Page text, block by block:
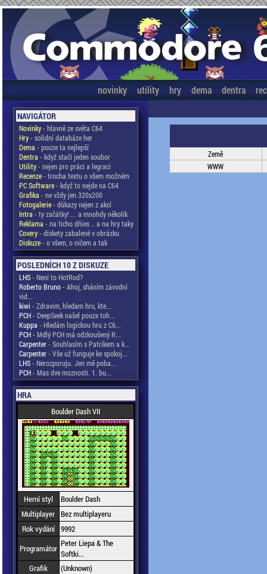
novinky utility hry dema dentra
NAVIGÁTOR
Novinky- hlavně ze světa C64
Hry- solidní databáze her
Dema - pouze ta nejlepší
Dentra - když stačí jeden soubor
Utility- nejen pro práci a legraci
Recenze- trocha textu o všem možném
PC Software- když to nejde na C64
Grafika - ne vždy jen 320x200
Fotogalerie- důkazy nejen z akcí
Intra - ty začátky! ... a mnohdy několik
Reklama - na ticho dňies .. a na hry taky
Covery- diskety zabalené v obrázku
Diskuze- o všem, o ničem a tak
POSLEDNÍCH 10 Z DISKUZE
LHS- Není to HotRod?
Roberto Bruno- Ahoj, sháním závodní
vid...
kiwi - Zdravim, hledam hru, kte...
PCH- DeepSeek našel pouze toh...
Kuppa - Hledám logickou hru z C6...
PCH- Mdlý PCH má odzkoušený R...
Carpenter- Souhlasím s Patrikem a k...
Carpenter- Vše už funguje ke spokoj...
LHS- Nerozporuju. Jen mě poba...
PCH- Mas dve moznosti. 1. bu...
HRA
Boulder Dash VII
Herní styl
Boulder Dash
Multiplayer Bez multiplayeru
Rok vydání 9992
Programátor Peter Liepa & The
Softki...
Grafik
(Unknown)
Země
WWW